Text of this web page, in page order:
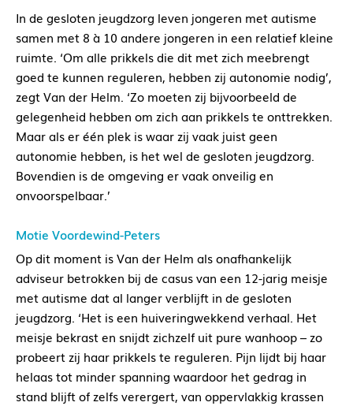
In de gesloten jeugdzorg leven jongeren met autisme
samen met 8 à 10 andere jongeren in een relatief kleine
ruimte. ‘Om alle prikkels die dit met zich meebrengt
goed te kunnen reguleren, hebben zij autonomie nodig’,
zegt Van der Helm. ‘Zo moeten zij bijvoorbeeld de
gelegenheid hebben om zich aan prikkels te onttrekken.
Maar als er één plek is waar zij vaak juist geen
autonomie hebben, is het wel de gesloten jeugdzorg.
Bovendien is de omgeving er vaak onveilig en
onvoorspelbaar.’
Motie Voordewind-Peters
Op dit moment is Van der Helm als onafhankelijk
adviseur betrokken bij de casus van een 12-jarig meisje
met autisme dat al langer verblijft in de gesloten
jeugdzorg. ‘Het is een huiveringwekkend verhaal. Het
meisje bekrast en snijdt zichzelf uit pure wanhoop – zo
probeert zij haar prikkels te reguleren. Pijn lijdt bij haar
helaas tot minder spanning waardoor het gedrag in
stand blijft of zelfs verergert, van oppervlakkig krassen